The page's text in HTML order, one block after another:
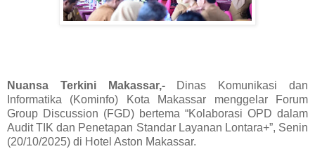
Nuansa Terkini Makassar,-Dinas Komunikasi dan
Informatika (Kominfo) Kota Makassar menggelar Forum
Group Discussion (FGD) bertema “Kolaborasi OPD dalam
Audit TIK dan Penetapan Standar Layanan Lontara+”, Senin
(20/10/2025) di Hotel Aston Makassar.